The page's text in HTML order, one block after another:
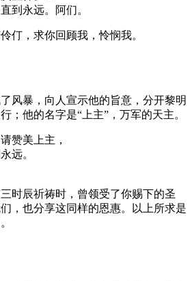
到永远。阿们。
仃，求你回顾我，怜悯我。
风暴，向人宣示他的旨意，分开黎明
；他的名字是“上主”，万军的天主。
赞美上主，
远。
时辰祈祷时，曾领受了你赐下的圣
，也分享这同样的恩惠。以上所求是